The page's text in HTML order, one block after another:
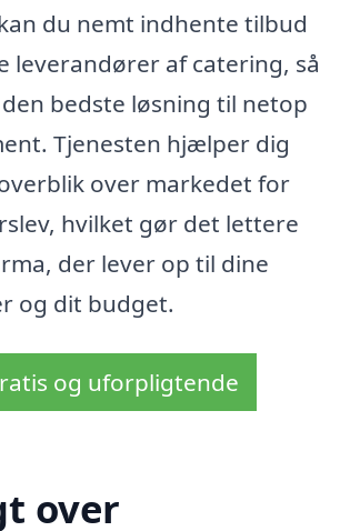
du nemt indhente tilbud
leverandører af catering, så
bedste løsning til netop
Tjenesten hjælper dig
over markedet for
hvilket gør det lettere
der lever op til dine
og dit budget.
og uforpligtende
over